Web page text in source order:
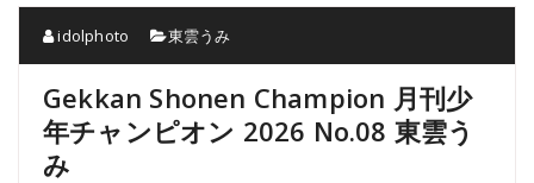
idolphoto 東雲うみ
Gekkan Shonen Champion 月刊少
年チャンピオン 2026 No.08 東雲う
み